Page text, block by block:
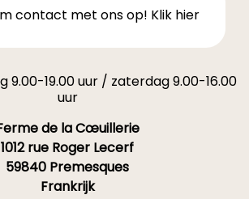
contact met ons op! Klik hier
9.00-19.00 uur / zaterdag 9.00-16.00
uur
de la Cœuillerie
1012 rue Roger Lecerf
59840 Premesques
Frankrijk